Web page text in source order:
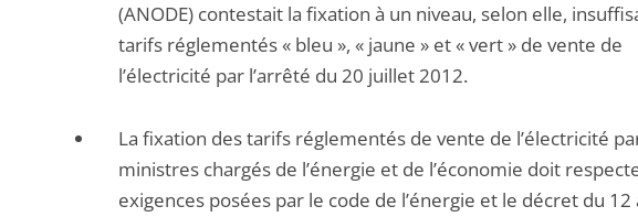
(ANODE) contestait la fixation à un niveau, selon elle,
tarifs réglementés « bleu », « jaune » et « vert » de vente de
l’électricité par l’arrêté du 20 juillet 2012.
La fixation des tarifs réglementés de vente de l’électricité
ministres chargés de l’énergie et de l’économie doit
exigences posées par le code de l’énergie et le décret du 12